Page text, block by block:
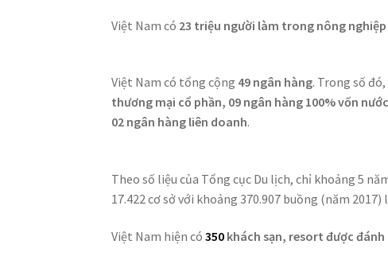
Việt Nam có 23 triệu người làm trong nông nghiệp
Việt Nam có tổng cộng 49 ngân hàng. Trong số đó,
thương mại cổ phần, 09 ngân hàng 100% vốn
02 ngân hàng liên doanh.
Theo số liệu của Tổng cục Du lịch, chỉ khoảng 5
17.422 cơ sở với khoảng 370.907 buồng (năm 2017)
Việt Nam hiện có350 khách sạn, resort được đánh